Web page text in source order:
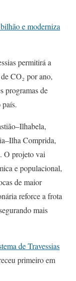
e moderniza
permitirá a
CO₂ por ano,
programas de
Comprida,
O projeto vai
e populacional,
de maior
reforce a frota
mais
de Travessias
primeiro em